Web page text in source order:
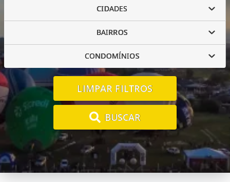
CIDADES
BAIRROS
CONDOMÍNIOS
LIMPAR FILTROS
BUSCAR